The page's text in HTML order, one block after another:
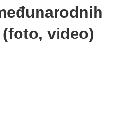
video)